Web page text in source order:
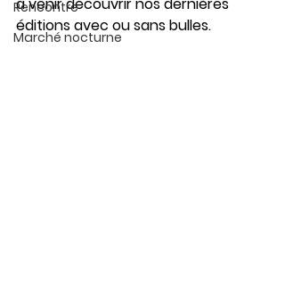
Rencontre
Marché nocturne
éditions avec ou sans bulles.